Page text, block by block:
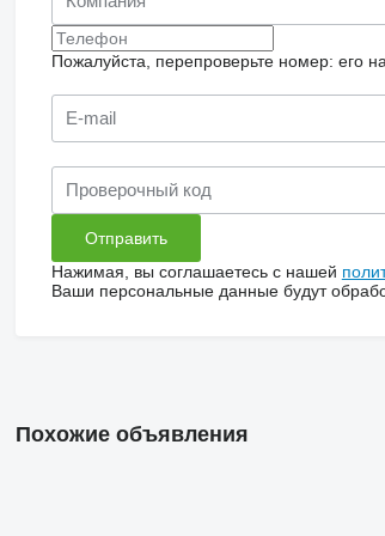
Пожалуйста, перепроверьте номер: его
Нажимая, вы соглашаетесь с нашей
Ваши персональные данные будут
Похожие объявления